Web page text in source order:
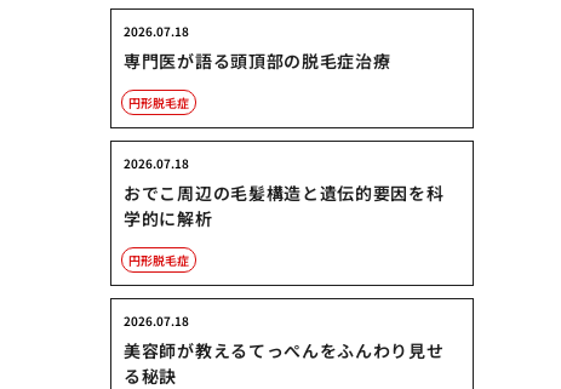
専門医が語る頭頂部の脱毛症治療
2026.07.18
円形脱毛症
おでこ周辺の毛髪構造と遺伝的要因を科
学的に解析
2026.07.18
円形脱毛症
美容師が教えるてっぺんをふんわり見せ
る秘訣
2026.07.18